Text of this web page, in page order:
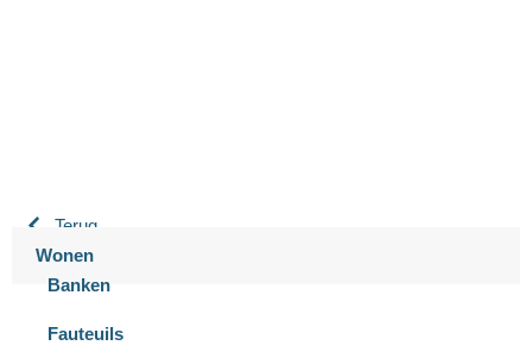
Terug
Wonen
Banken
Fauteuils